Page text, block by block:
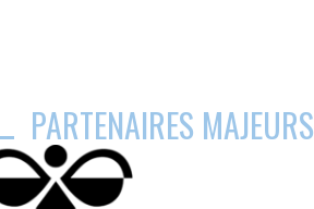
PARTENAIRES MAJEURS